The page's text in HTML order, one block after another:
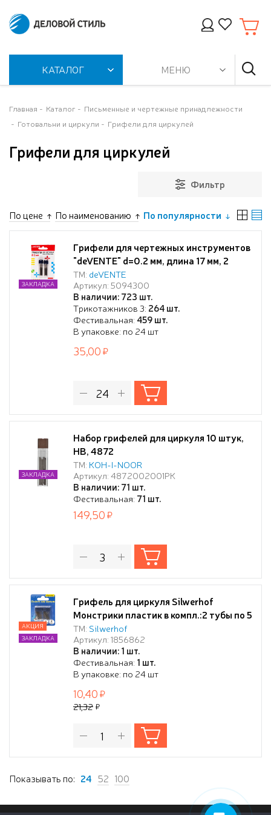
КАТАЛОГ МЕНЮ
Главная Каталог
Письменные и чертежные принадлежности
Готовальни и циркули
Грифели для циркулей
Грифели для циркулей
Фильтр
По цене По наименованию По популярности
Грифели для чертежных инструментов
"deVENTE" d=0.2 мм, длина 17 мм, 2
пенала по 4 шт в картонном блистере
ТМ: deVENTE
Артикул: 5094300
В наличии: 723 шт.
Трикотажников 3: 264 шт.
Фестивальная: 459 шт.
В упаковке: по 24 шт
ЗАКЛАДКА
35,00
Набор грифелей для циркуля 10 штук,
HB, 4872
ТМ: KOH-I-NOОR
Артикул: 4872002001PK
В наличии: 71 шт.
Фестивальная: 71 шт.
ЗАКЛАДКА
149,50
Грифель для циркуля Silwerhof
Монстрики пластик в компл.:2 тубы по 5
грифелей, в блистере
ТМ: Silwerhof
Артикул: 1856862
В наличии: 1 шт.
Фестивальная: 1 шт.
В упаковке: по 24 шт
АКЦИЯ
ЗАКЛАДКА
10,40
21,32
Показывать по: 24 52 100